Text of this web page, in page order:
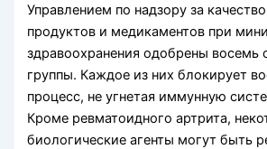
Управлением по надзору за
продуктов и медикаментов при
здравоохранения одобрены восемь
группы. Каждое из них блокирует
процесс, не угнетая иммунную
Кроме ревматоидного артрита,
биологические агенты могут быть